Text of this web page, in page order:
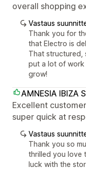
overall shopping
Vastaus
Thank you for
that Electro is
That structured,
put a lot of work
grow!
AMNESIA IBIZA
Excellent
super quick at
Vastaus
Thank you so
thrilled you love
luck with the